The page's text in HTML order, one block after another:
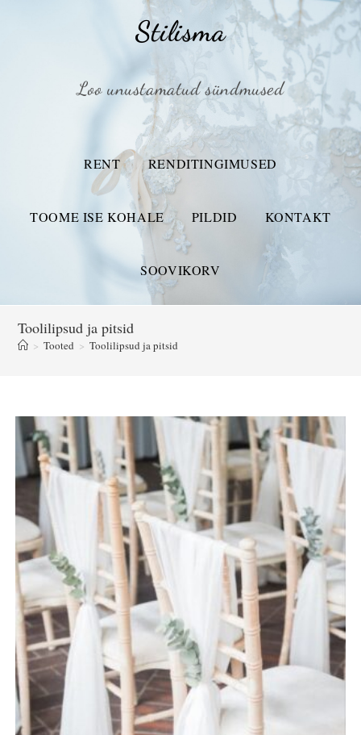
Stilisma
Loo unustamatud sündmused
RENT RENDITINGIMUSED
TOOME ISE KOHALE PILDID KONTAKT
SOOVIKORV
Toolilipsud ja pitsid
> Tooted > Toolilipsud ja pitsid